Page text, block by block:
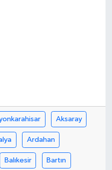
Aksaray
Ardahan
Balıkesir Bartın